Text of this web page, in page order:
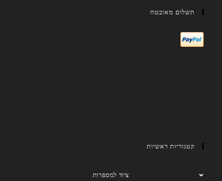
תשלום מאובטח
קטגוריות ראשיות
ציוד למספרות